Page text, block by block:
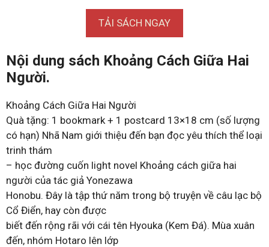
TẢI SÁCH NGAY
Nội dung sách Khoảng Cách Giữa Hai
Người.
Khoảng Cách Giữa Hai Người
Quà tặng: 1 bookmark + 1 postcard 13×18 cm (số lượng
có hạn) Nhã Nam giới thiệu đến bạn đọc yêu thích thể loại
trinh thám
– học đường cuốn light novel Khoảng cách giữa hai
người của tác giả Yonezawa
Honobu. Đây là tập thứ năm trong bộ truyện về câu lạc bộ
Cổ Điển, hay còn được
biết đến rộng rãi với cái tên Hyouka (Kem Đá). Mùa xuân
đến, nhóm Hotaro lên lớp